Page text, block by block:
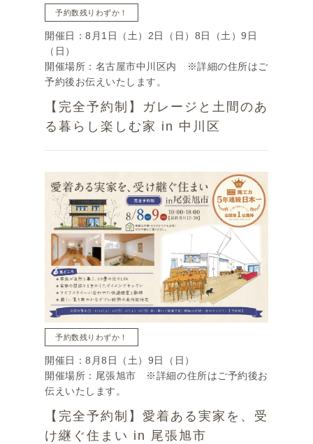
予約数残りわずか！
開催日：8月1日（土）2日（日）8日（土）9日
（日）
開催場所：名古屋市中川区内 ※詳細の住所はご
予約後お伝えいたします。
【完全予約制】ガレージと土間のあ
る暮らし楽しむ家 in 中川区
予約数残りわずか！
開催日：8月8日（土）9日（日）
開催場所：尾張旭市 ※詳細の住所はご予約後お
伝えいたします。
【完全予約制】愛着ある実家を、受
け継ぐ住まい in 尾張旭市